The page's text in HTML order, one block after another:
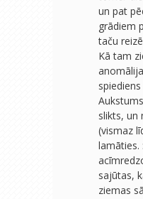
un pat
grādiem
taču
Kā tam
slikts, un
(vismaz
lamāties.
sajūtas,
ziemas